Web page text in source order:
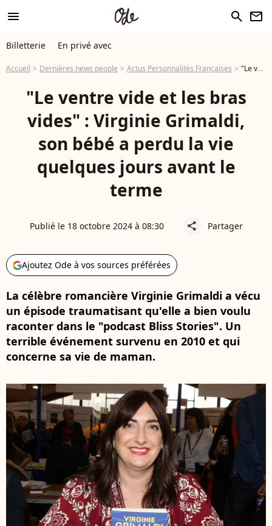
menu search newsletter
Billetterie En privé avec
Accueil Dernières news people Actus Personnalités Françaises "Le ventre vide et les bras vides" : Virginie Grimaldi, son bébé a perdu la vie quelques jours avant le terme
"Le ventre vide et les bras
vides" : Virginie Grimaldi,
son bébé a perdu la vie
quelques jours avant le
terme
Publié le 18 octobre 2024 à 08:30 share Partager
Ajoutez Ode à vos sources préférées
La célèbre romancière Virginie Grimaldi a vécu
un épisode traumatisant qu'elle a bien voulu
raconter dans le "podcast Bliss Stories". Un
terrible événement survenu en 2010 et qui
concerne sa vie de maman.